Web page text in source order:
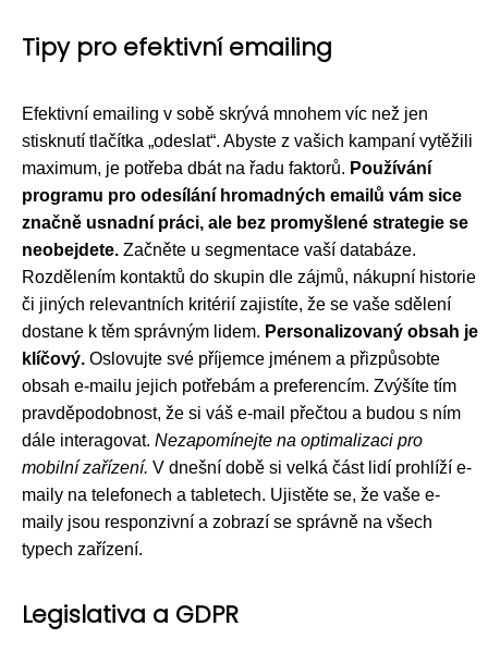
Tipy pro efektivní emailing
Efektivní emailing v sobě skrývá mnohem víc než jen
stisknutí tlačítka „odeslat“. Abyste z vašich kampaní vytěžili
maximum, je potřeba dbát na řadu faktorů. Používání
programu pro odesílání hromadných emailů vám sice
značně usnadní práci, ale bez promyšlené strategie se
neobejdete. Začněte u segmentace vaší databáze.
Rozdělením kontaktů do skupin dle zájmů, nákupní historie
či jiných relevantních kritérií zajistíte, že se vaše sdělení
dostane k těm správným lidem. Personalizovaný obsah je
klíčový. Oslovujte své příjemce jménem a přizpůsobte
obsah e-mailu jejich potřebám a preferencím. Zvýšíte tím
pravděpodobnost, že si váš e-mail přečtou a budou s ním
dále interagovat. Nezapomínejte na optimalizaci pro
mobilní zařízení. V dnešní době si velká část lidí prohlíží e-
maily na telefonech a tabletech. Ujistěte se, že vaše e-
maily jsou responzivní a zobrazí se správně na všech
typech zařízení.
Legislativa a GDPR